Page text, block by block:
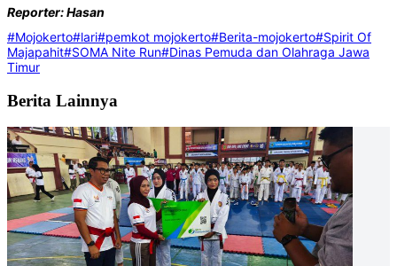
Reporter: Hasan
#Mojokerto#lari#pemkot mojokerto#Berita-mojokerto#Spirit Of
Majapahit#SOMA Nite Run#Dinas Pemuda dan Olahraga Jawa
Timur
Berita Lainnya